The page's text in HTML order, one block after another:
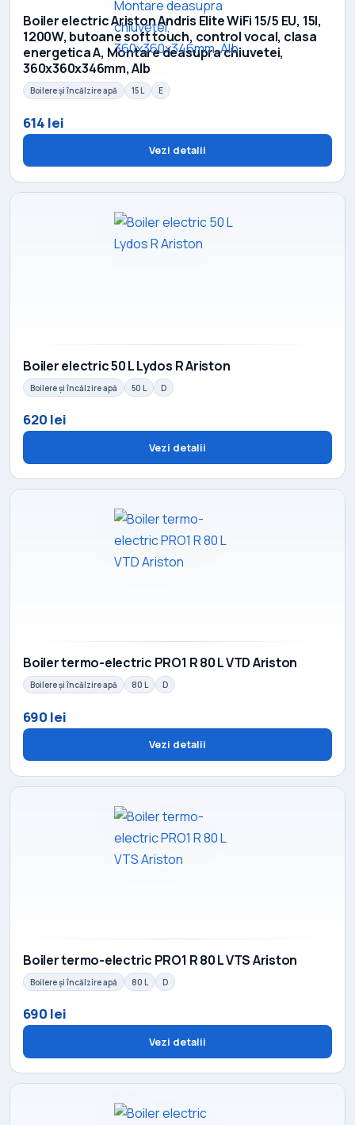
Boiler electric Ariston Andris Elite WiFi 15/5 EU, 15l,
1200W, butoane soft touch, control vocal, clasa
energetica A, Montare deasupra chiuvetei,
360x360x346mm, Alb
Boilere și încălzire apă 15 L E
614 lei
Vezi detalii
Boiler electric 50 L Lydos R Ariston
Boilere și încălzire apă 50 L D
620 lei
Vezi detalii
Boiler termo-electric PRO1 R 80 L VTD Ariston
Boilere și încălzire apă 80 L D
690 lei
Vezi detalii
Boiler termo-electric PRO1 R 80 L VTS Ariston
Boilere și încălzire apă 80 L D
690 lei
Vezi detalii